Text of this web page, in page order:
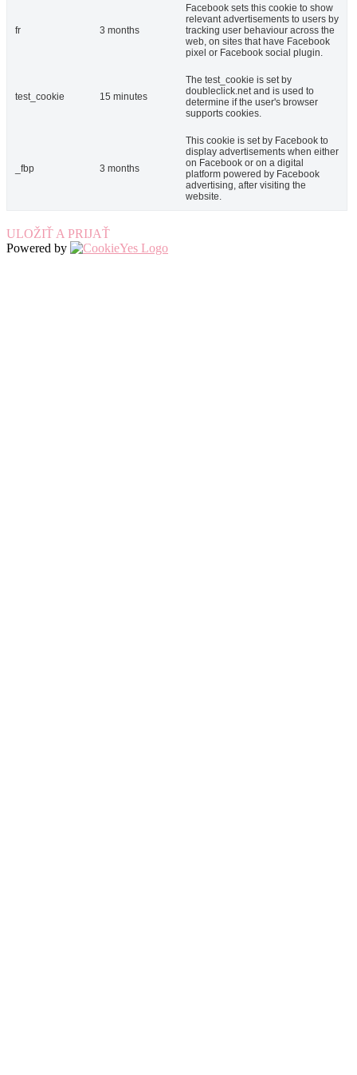
fr 3 months
Facebook sets this cookie to show
relevant advertisements to users by
tracking user behaviour across the
web, on sites that have Facebook
pixel or Facebook social plugin.
test_cookie 15 minutes
The test_cookie is set by
doubleclick.net and is used to
determine if the user's browser
supports cookies.
_fbp 3 months
This cookie is set by Facebook to
display advertisements when either
on Facebook or on a digital
platform powered by Facebook
advertising, after visiting the
website.
ULOŽIŤ A PRIJAŤ
Powered by